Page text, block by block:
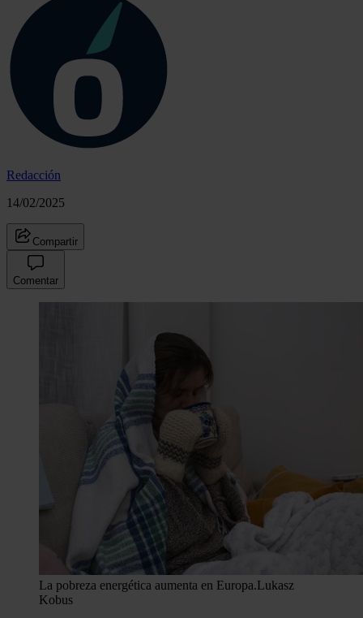
Redacción
14/02/2025
Compartir
Comentar
La pobreza energética aumenta en Europa.Lukasz
Kobus